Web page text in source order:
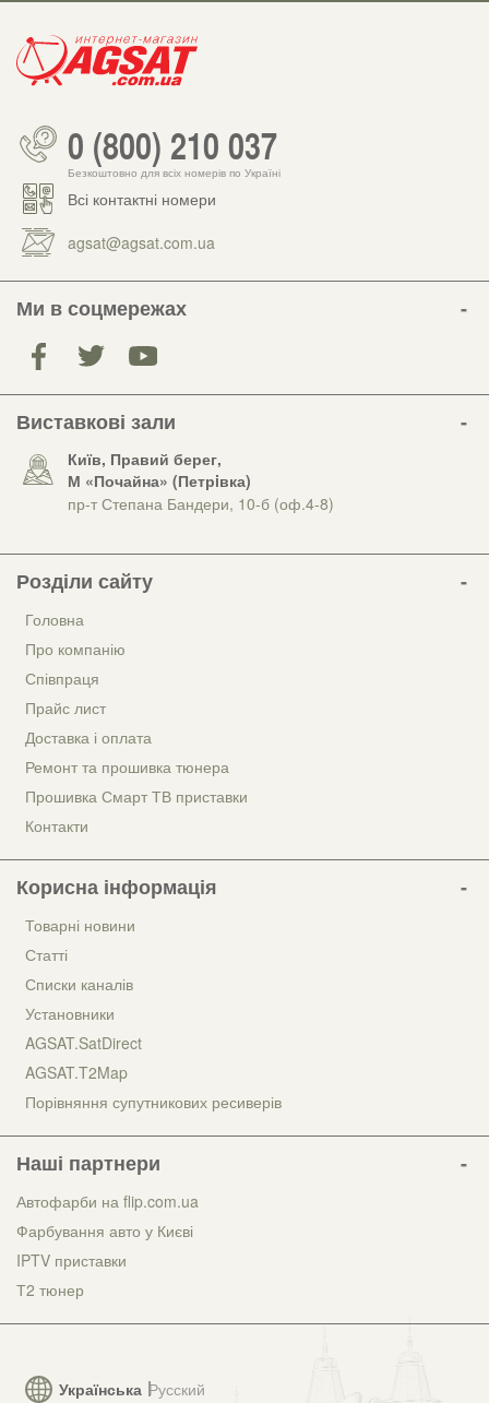
0 (800) 210 037
Безкоштовно для всіх номерів по Україні
Всі контактні номери
agsat@agsat.com.ua
Ми в соцмережах
Виставкові зали
Київ, Правий берег,
М «Почайна» (Петрiвка)
пр-т Степана Бандери, 10-б (оф.4-8)
Українська Русский
Розділи сайту
Головна
Про компанію
Співпраця
Прайс лист
Доставка і оплата
Ремонт та прошивка тюнера
Прошивка Смарт ТВ приставки
Контакти
Корисна інформація
Товарні новини
Статті
Списки каналів
Установники
AGSAT.SatDirect
AGSAT.T2Map
Порівняння супутникових ресиверів
Наші партнери
Автофарби на flip.com.ua
Фарбування авто у Києві
IPTV приставки
Т2 тюнер